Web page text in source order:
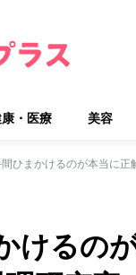
・医療 美容
けるの